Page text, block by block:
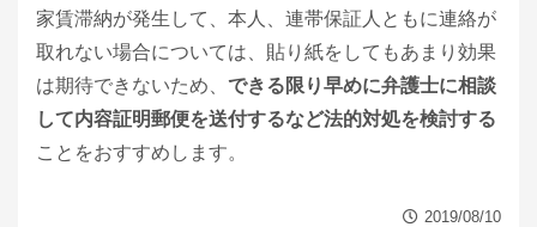
家賃滞納が発生して、本人、連帯保証人ともに連絡が
取れない場合については、貼り紙をしてもあまり効果
は期待できないため、 できる限り早めに弁護士に相談
して内容証明郵便を送付するなど法的対処を検討する
ことをおすすめします。
2019/08/10